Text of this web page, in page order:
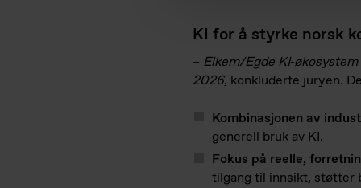
KI for å styrke norsk
– Elkem/Egde KI‑ø
2026, konkluderte juryen.
Kombinasjonen av
generell bruk av KI.
Fokus på reelle,
tilgang til innsikt, støtter